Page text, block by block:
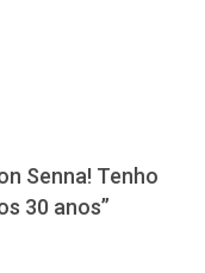
Senna! Tenho
30 anos”